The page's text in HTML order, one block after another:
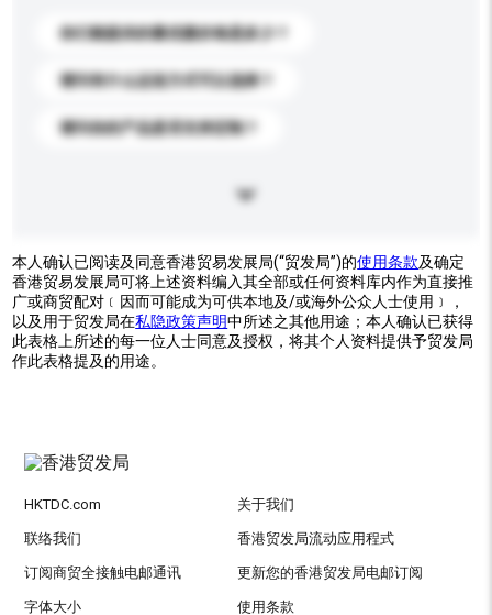
你们能提供的最优惠价格是多少？
请问有什么运送方式可以选择？
请问你的产品是否支持定制？
本人确认已阅读及同意香港贸易发展局(“贸发局”)的使用条款及确定
香港贸易发展局可将上述资料编入其全部或任何资料库内作为直接推
广或商贸配对﹝因而可能成为可供本地及/或海外公众人士使用﹞，
以及用于贸发局在私隐政策声明中所述之其他用途；本人确认已获得
此表格上所述的每一位人士同意及授权，将其个人资料提供予贸发局
作此表格提及的用途。
HKTDC.com 关于我们
联络我们 香港贸发局流动应用程式
订阅商贸全接触电邮通讯 更新您的香港贸发局电邮订阅
字体大小 使用条款